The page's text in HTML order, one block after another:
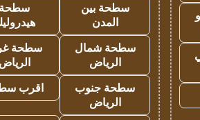
سطحة بين
المدن
سطحة
سطحة شمال
الرياض
سطحة
الرياض
سطحة جنوب
الرياض
اقرب